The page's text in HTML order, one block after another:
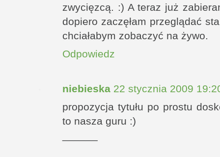
zwycięzcą. :) A teraz już
dopiero zaczęłam przeglądać
chciałabym zobaczyć na żywo.
Odpowiedz
niebieska 22 stycznia 2009
propozycja tytułu po prostu
to nasza guru :)